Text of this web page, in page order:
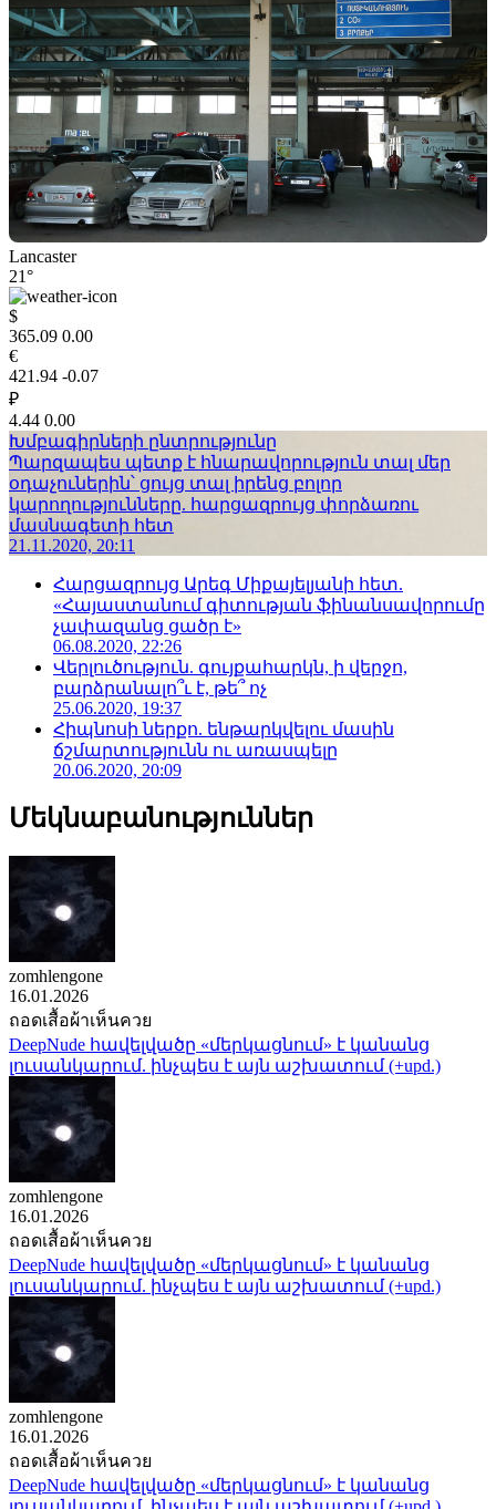
Lancaster
21°
$
365.09 0.00
€
421.94 -0.07
₽
4.44 0.00
Խմբագիրների ընտրությունը
Պարզապես պետք է հնարավորություն տալ մեր
օդաչուներին՝ ցույց տալ իրենց բոլոր
կարողությունները. հարցազրույց փորձառու
մասնագետի հետ
21.11.2020, 20:11
Հարցազրույց Արեգ Միքայելյանի հետ.
«Հայաստանում գիտության ֆինանսավորումը
չափազանց ցածր է»
06.08.2020, 22:26
Վերլուծություն. գույքահարկն, ի վերջո,
բարձրանալո՞ւ է, թե՞ ոչ
25.06.2020, 19:37
Հիպնոսի ներքո. ենթարկվելու մասին
ճշմարտությունն ու առասպելը
20.06.2020, 20:09
Մեկնաբանություններ
zomhlengone
16.01.2026
ถอดเสื้อผ้าเห็นควย
DeepNude հավելվածը «մերկացնում» է կանանց
լուսանկարում. ինչպես է այն աշխատում (+upd.)
zomhlengone
16.01.2026
ถอดเสื้อผ้าเห็นควย
DeepNude հավելվածը «մերկացնում» է կանանց
լուսանկարում. ինչպես է այն աշխատում (+upd.)
zomhlengone
16.01.2026
ถอดเสื้อผ้าเห็นควย
DeepNude հավելվածը «մերկացնում» է կանանց